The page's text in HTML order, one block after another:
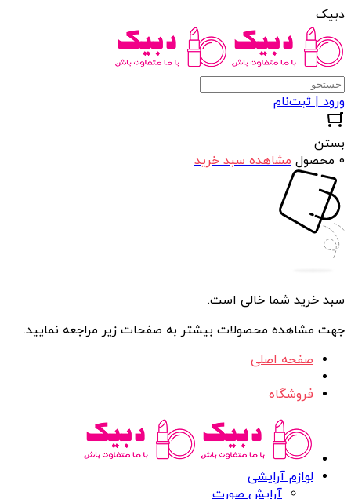
دبیک
ورود | ثبت‌نام
بستن
0 محصول
مشاهده سبد خرید
سبد خرید شما خالی است.
جهت مشاهده محصولات بیشتر به صفحات زیر مراجعه نمایید.
صفحه اصلی
فروشگاه
لوازم آرایشی
آرایش صورت